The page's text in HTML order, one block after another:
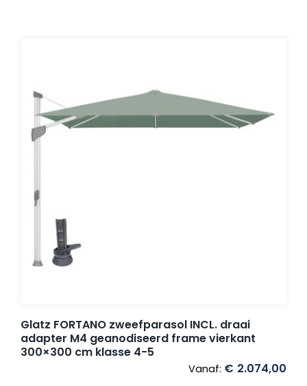
Glatz FORTANO zweefparasol INCL. draai
adapter M4 geanodiseerd frame vierkant
300×300 cm klasse 4-5
Vanaf: € 2.074,00